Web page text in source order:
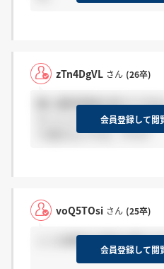
zTn4DgVL さん (26卒)
既に最終面接を終えた方
らっしゃったらどのよう
て頂きたいです。???♀?
会員登録して閲
voQ5TOsi さん (25卒)
ここは産休や育休は取り
会員登録して閲